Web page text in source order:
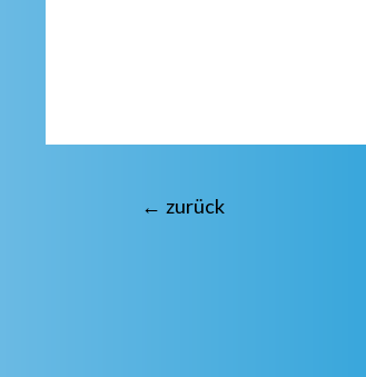
Beitragsnavigation
← zurück